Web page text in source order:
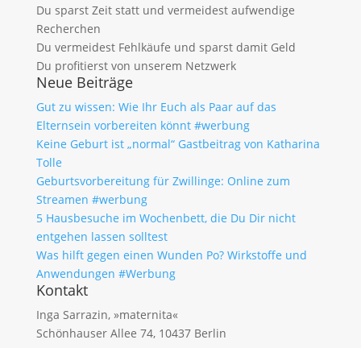
Du sparst Zeit statt und vermeidest aufwendige
Recherchen
Du vermeidest Fehlkäufe und sparst damit Geld
Du profitierst von unserem Netzwerk
Neue Beiträge
Gut zu wissen: Wie Ihr Euch als Paar auf das
Elternsein vorbereiten könnt #werbung
Keine Geburt ist „normal“ Gastbeitrag von Katharina
Tolle
Geburtsvorbereitung für Zwillinge: Online zum
Streamen #werbung
5 Hausbesuche im Wochenbett, die Du Dir nicht
entgehen lassen solltest
Was hilft gegen einen Wunden Po? Wirkstoffe und
Anwendungen #Werbung
Kontakt
Inga Sarrazin, »maternita«
Schönhauser Allee 74, 10437 Berlin